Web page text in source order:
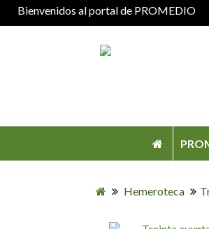
Bienvenidos al portal de PROMEDIO
Hemeroteca